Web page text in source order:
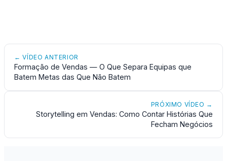
← VÍDEO ANTERIOR
Formação de Vendas — O Que Separa Equipas que
Batem Metas das Que Não Batem
PRÓXIMO VÍDEO →
Storytelling em Vendas: Como Contar Histórias Que
Fecham Negócios